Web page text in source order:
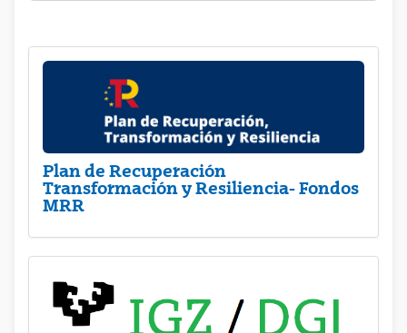
Plan de Recuperación
Transformación y Resiliencia- Fondos
MRR